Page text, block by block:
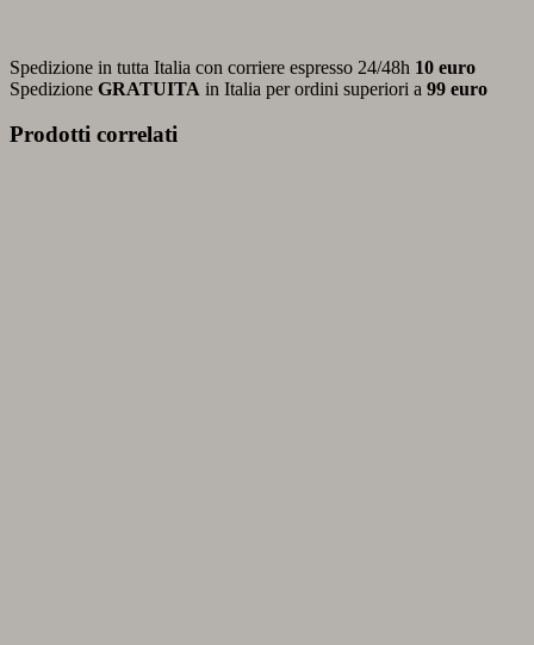
Spedizione in tutta Italia con corriere espresso 24/48h 10 euro
Spedizione GRATUITA in Italia per ordini superiori a 99 euro
Prodotti correlati